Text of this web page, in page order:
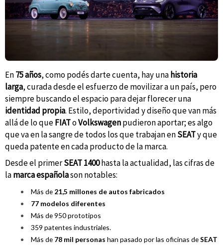
En75 años, como podés darte cuenta, hay unahistoria
larga, curada desde el esfuerzo de movilizar a un país, pero
siempre buscando el espacio para dejar florecer una
identidad propia. Estilo, deportividad y diseño que van más
allá de lo queFIAToVolkswagenpudieron aportar; es algo
que va en la sangre de todos los que trabajan enSEATy que
queda patente en cada producto de la marca.
Desde el primerSEAT 1400hasta la actualidad, las cifras de
lamarca españolason notables:
Más de 21,5 millones de autos fabricados
77 modelos diferentes
Más de 950 prototipos
359 patentes industriales.
Más de 78 mil personas han pasado por las oficinas deSEAT